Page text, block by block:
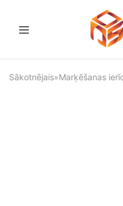
un
aprīkojums
Sākotnējais»Marķēšanas